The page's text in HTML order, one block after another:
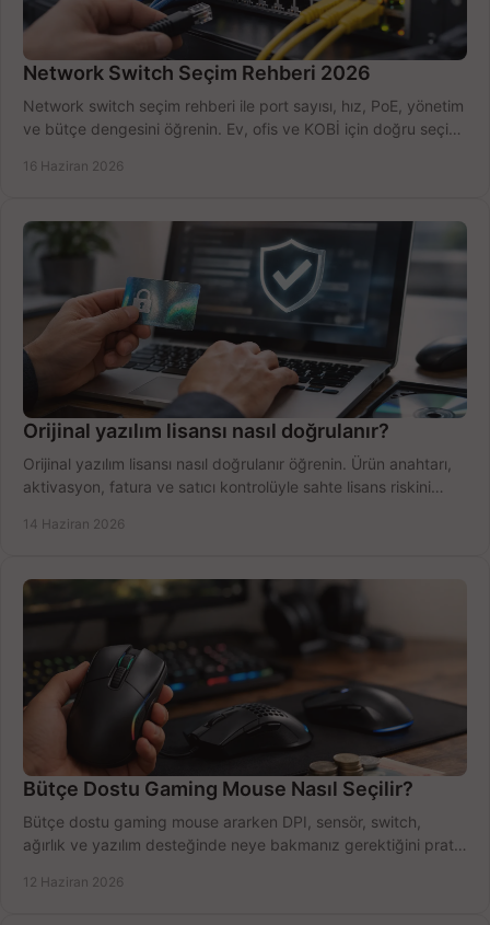
Network Switch Seçim Rehberi 2026
Network switch seçim rehberi ile port sayısı, hız, PoE, yönetim
ve bütçe dengesini öğrenin. Ev, ofis ve KOBİ için doğru seçimi
16 Haziran 2026
Orijinal yazılım lisansı nasıl doğrulanır?
Orijinal yazılım lisansı nasıl doğrulanır öğrenin. Ürün anahtarı,
aktivasyon, fatura ve satıcı kontrolüyle sahte lisans riskini
14 Haziran 2026
Bütçe Dostu Gaming Mouse Nasıl Seçilir?
Bütçe dostu gaming mouse ararken DPI, sensör, switch,
ağırlık ve yazılım desteğinde neye bakmanız gerektiğini pratik
12 Haziran 2026